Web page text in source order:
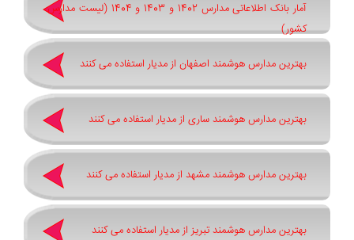
آمار بانک اطلاعاتی مدارس 1402 و 1403 و 1404 (لیست مدارس
کشور)
بهترین مدارس هوشمند اصفهان از مدیار استفاده می کنند
بهترین مدارس هوشمند ساری از مدیار استفاده می کنند
بهترین مدارس هوشمند مشهد از مدیار استفاده می کنند
بهترین مدارس هوشمند تبریز از مدیار استفاده می کنند